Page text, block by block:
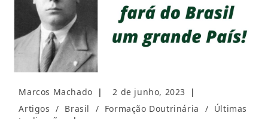
Autor
post:
Marcos Machado
Post
publicado:
2 de junho, 2023
Categoria
Artigos / Brasil / Formação Doutrinária / Últimas